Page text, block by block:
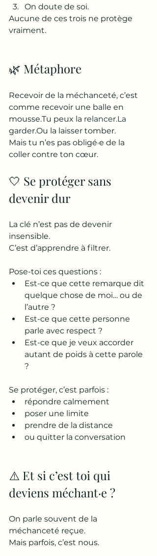
On doute de soi.
Aucune de ces trois ne protège
vraiment.
🌿 Métaphore
Recevoir de la méchanceté, c’est
comme recevoir une balle en
mousse.Tu peux la relancer.La
garder.Ou la laisser tomber.
Mais tu n’es pas obligé·e de la
coller contre ton cœur.
🤍 Se protéger sans
devenir dur
La clé n’est pas de devenir
insensible.
C’est d’apprendre à filtrer.
Pose-toi ces questions :
Est-ce que cette remarque dit
quelque chose de moi… ou de
l’autre ?
Est-ce que cette personne
parle avec respect ?
Est-ce que je veux accorder
autant de poids à cette parole
?
Se protéger, c’est parfois :
répondre calmement
poser une limite
prendre de la distance
ou quitter la conversation
⚠️ Et si c’est toi qui
deviens méchant·e ?
On parle souvent de la
méchanceté reçue.
Mais parfois, c’est nous.